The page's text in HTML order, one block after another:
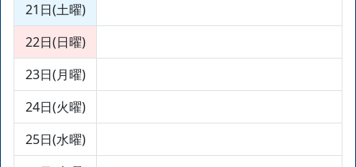
21日(土曜)
22日(日曜)
23日(月曜)
24日(火曜)
25日(水曜)